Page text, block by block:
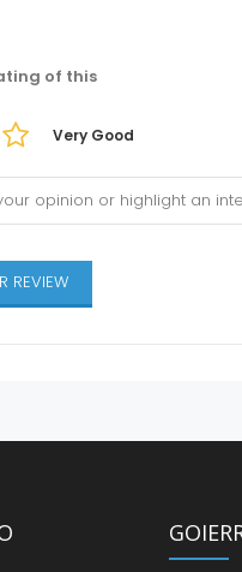
of this
Very Good